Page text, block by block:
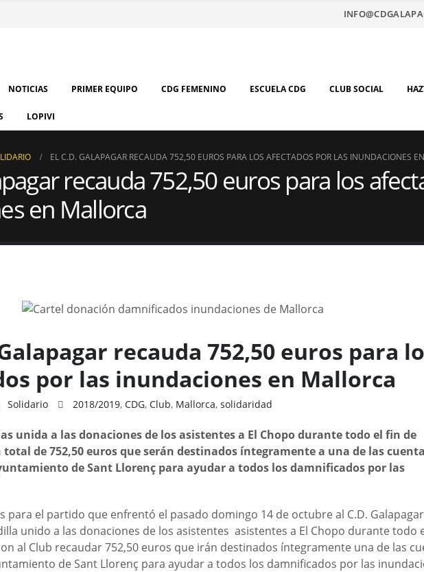
NOTICIAS PRIMER EQUIPO CDG FEMENINO ESCUELA CDG CLUB SOCIAL
LOPIVI
EL C.D. GALAPAGAR RECAUDA 752,50 EUROS PARA LOS AFECTADOS POR LAS INUNDACIONES
recauda 752,50 euros para los
en Mallorca
recauda 752,50 euros para
por las inundaciones en Mallorca
Solidario 2018/2019,CDG,Club, Mallorca,solidaridad
unida a las donaciones de los asistentes a El Chopo durante todo el fin de
de 752,50 euros que serán destinados íntegramente a una de las
de Sant Llorenç para ayudar a todos los damnificados por las
para el partido que enfrentó el pasado domingo 14 de octubre al C.D.
unido a las donaciones de los asistentes asistentes a El Chopo durante todo
al Club recaudar 752,50 euros que irán destinados íntegramente una de las
de Sant Llorenç para ayudar a todos los damnificados por las